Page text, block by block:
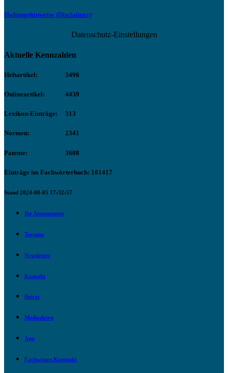
Haftungshinweise (Disclaimer)
Datenschutz-Einstellungen
Aktuelle Kennzahlen
Heftartikel: 3496
Onlineartikel: 4439
Lexikon-Einträge: 313
Normen: 2341
Patente: 3608
Einträge im Fachwörterbuch: 101417
Stand 2024-08-05 17:32:57
Ihr Abonnement
Termine
Newsletter
Kontakt
Beirat
Mediadaten
App
Fachwissen Kompakt